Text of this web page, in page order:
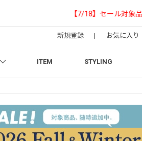
【NEEDLESの別注
ITEM STYLING
新規登録 | お気に入り